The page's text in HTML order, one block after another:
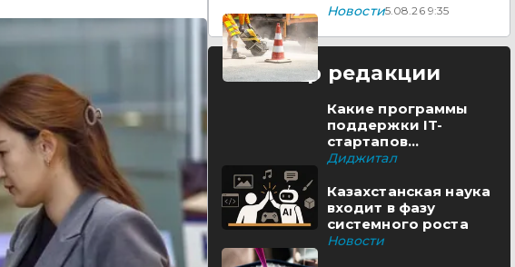
Новости5.08.26 9:35
Выбор редакции
Какие программы
поддержки IT-
стартапов
реализуются в
Диджитал
Казахстанская наука
входит в фазу
системного роста
Новости